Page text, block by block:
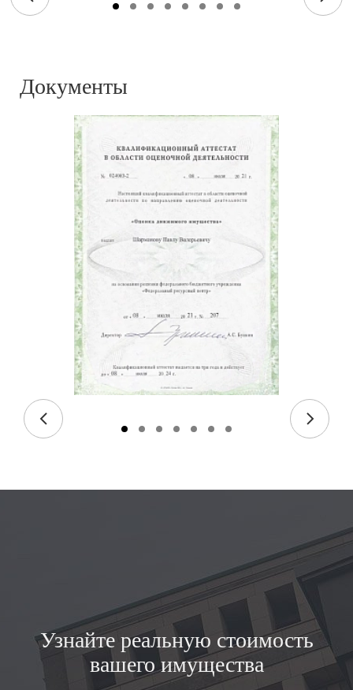
Документы
Узнайте реальную стоимость
вашего имущества